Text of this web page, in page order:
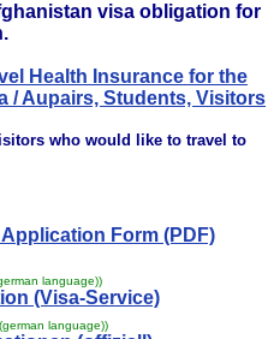
visa obligation for
Health Insurance for the
/ Aupairs, Students, Visitors
who would like to travel to
Form (PDF)
language))
(Visa-Service)
language))